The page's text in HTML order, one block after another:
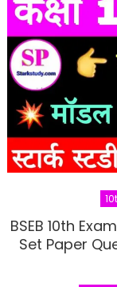
BSEB 10th
Set Paper